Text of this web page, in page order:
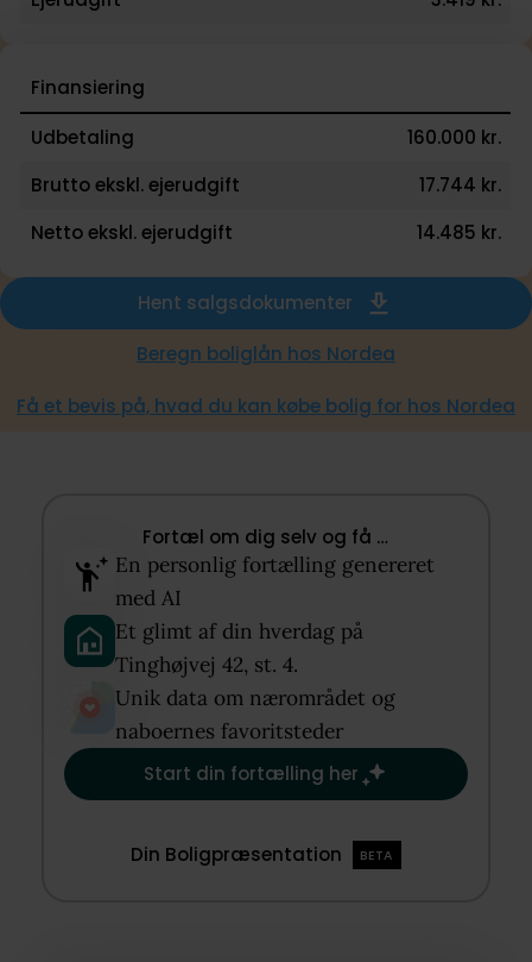
Finansiering
Udbetaling
160.000 kr.
Brutto ekskl. ejerudgift
17.744 kr.
Netto ekskl. ejerudgift
14.485 kr.
Hent salgsdokumenter
Beregn boliglån hos Nordea
Få et bevis på, hvad du kan købe bolig for hos Nordea
Fortæl om dig selv og få …​
En personlig fortælling genereret
med AI​
Et glimt af din hverdag på
Tinghøjvej 42, st. 4.​
Unik data om nærområdet og
naboernes favoritsteder​
Start din fortælling her
Din Boligpræsentation BETA